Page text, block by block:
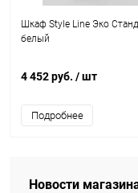
Шкаф Style Line Эко
белый
4 452 руб. / шт
Подробнее
Новости